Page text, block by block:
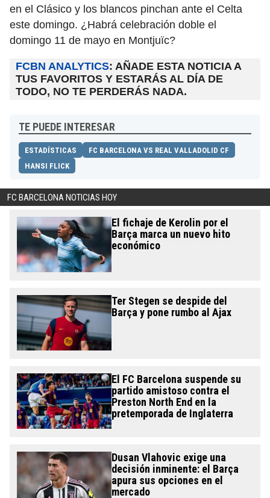
en el Clásico y los blancos pinchan ante el Celta
este domingo. ¿Habrá celebración doble el
domingo 11 de mayo en Montjuïc?
FCBN ANALYTICS: AÑADE ESTA NOTICIA A
TUS FAVORITOS Y ESTARÁS AL DÍA DE
TODO, NO TE PERDERÁS NADA.
TE PUEDE INTERESAR
ESTADÍSTICAS
FC BARCELONA VS REAL VALLADOLID CF
HANSI FLICK
FC BARCELONA NOTICIAS HOY
El fichaje de Kerolin por el
Barça marca un nuevo hito
económico
Ter Stegen se despide del
Barça y pone rumbo al Ajax
El FC Barcelona suspende su
partido amistoso contra el
Preston North End en la
pretemporada de Inglaterra
Dusan Vlahovic exige una
decisión inminente: el Barça
apura sus opciones en el
mercado